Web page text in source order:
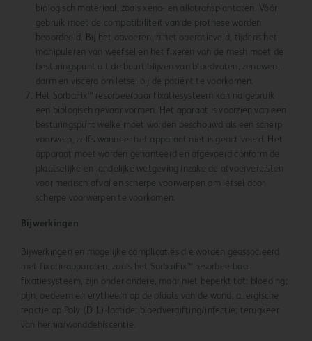
biologisch materiaal, zoals xeno- en allotransplantaten. Vóór
gebruik moet de compatibiliteit van de prothese worden
beoordeeld. Bij het opvoeren in het operatieveld, tijdens het
manipuleren van weefsel en het fixeren van de mesh moet de
besturingspunt uit de buurt blijven van bloedvaten, zenuwen,
darm en viscera om letsel bij de patiënt te voorkomen.
Het SorbaFix™ resorbeerbaar fixatiesysteem kan na gebruik
een biologisch gevaar vormen. Het aparaat is voorzien van een
besturingspunt welke moet worden beschouwd als een scherp
voorwerp, zelfs wanneer het apparaat niet is geactiveerd. Het
apparaat moet worden gehanteerd en afgevoerd conform de
plaatselijke en landelijke wetgeving inzake de afvoervereisten
voor medisch afval en scherpe voorwerpen om letsel door
scherpe voorwerpen te voorkomen.
Bijwerkingen
Bijwerkingen en mogelijke complicaties die worden geassocieerd
met fixatieapparaten, zoals het SorbaiFix™ resorbeerbaar
fixatiesysteem, zijn onder andere, maar niet beperkt tot: bloeding;
pijn, oedeem en erytheem op de plaats van de wond; allergische
reactie op Poly (D, L)-lactide; bloedvergifting/infectie; terugkeer
van hernia/wonddehiscentie.